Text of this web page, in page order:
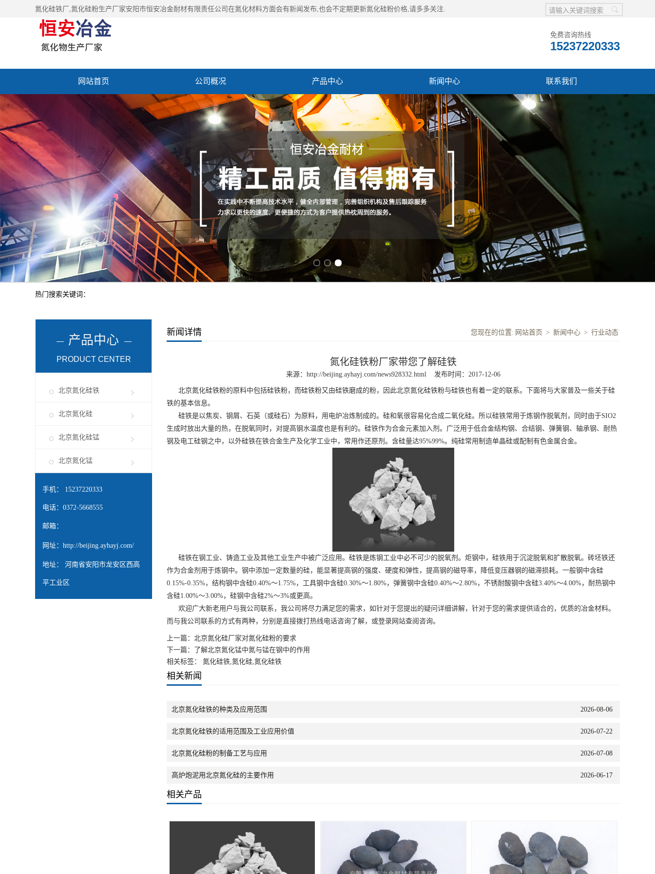
氮化硅铁厂 ,氮化硅粉生产厂家安阳市恒安冶金耐材有限责任公司在氮化材料方面会有新闻发布,也会不定期更新氮化硅粉价格,请多多关注.
免费咨询热线
15237220333
网站首页 公司概况 产品中心 新闻中心 联系我们
热门搜索关键词：
产品中心
PRODUCT CENTER
北京氮化硅铁
北京氮化硅
北京氮化硅锰
北京氮化锰
手机： 15237220333
电话：0372-5668555
邮箱：
网址： http://beijing.ayhayj.com/
地址： 河南省安阳市龙安区西高
平工业区
新闻详情 您现在的位置: 网站首页 > 新闻中心 > 行业动态
氮化硅铁粉厂家带您了解硅铁
来源： http://beijing.ayhayj.com/news928332.html 发布时间：2017-12-06
北京氮化硅铁粉的原料中包括硅铁粉，而硅铁粉又由硅铁磨成的粉，因此北京氮化硅铁粉与硅铁也有着一定的联系。下面将与大家普及一些关于硅
铁的基本信息。
硅铁是以焦炭、钢屑、石英（或硅石）为原料，用电炉冶炼制成的。硅和氧很容易化合成二氧化硅。所以硅铁常用于炼钢作脱氧剂，同时由于SIO2
生成时放出大量的热，在脱氧同时，对提高钢水温度也是有利的。硅铁作为合金元素加入剂。广泛用于低合金结构钢、合结钢、弹簧钢、轴承钢、耐热
钢及电工硅钢之中，以外硅铁在铁合金生产及化学工业中，常用作还原剂。含硅量达95%99%。纯硅常用制造单晶硅或配制有色金属合金。
硅铁在钢工业、铸造工业及其他工业生产中被广泛应用。硅铁是炼钢工业中必不可少的脱氧剂。炬钢中，硅铁用于沉淀脱氧和扩散脱氧。砖坯铁还
作为合金剂用于炼钢中。钢中添加一定数量的硅，能显著提高钢的强度、硬度和弹性，提高钢的磁导率，降低变压器钢的磁滞损耗。一般钢中含硅
0.15%-0.35%，结构钢中含硅0.40%～1.75%，工具钢中含硅0.30%～1.80%，弹簧钢中含硅0.40%～2.80%，不锈耐酸钢中含硅3.40%～4.00%，耐热钢中
含硅1.00%～3.00%，硅钢中含硅2%～3%或更高。
欢迎广大新老用户与我公司联系，我公司将尽力满足您的需求，如针对于您提出的疑问详细讲解，针对于您的需求提供适合的，优质的冶金材料。
而与我公司联系的方式有两种，分别是直接拨打热线电话咨询了解，或登录网站查阅咨询。
上一篇： 北京氮化硅厂家对氮化硅粉的要求
下一篇：
了解北京氮化锰中氮与锰在钢中的作用
相关标签： 氮化硅铁,氮化硅,氮化硅铁
相关新闻
2026-08-06
北京氮化硅铁的种类及应用范围
2026-07-22
北京氮化硅铁的适用范围及工业应用价值
2026-07-08
北京氮化硅粉的制备工艺与应用
2026-06-17
高炉炮泥用北京氮化硅的主要作用
相关产品